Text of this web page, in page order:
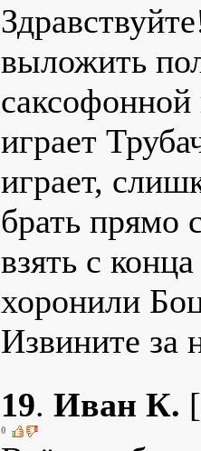
выложить
играет
играет,
брать прямо
взять с
хоронили
Извините за
19. Иван К. [
0